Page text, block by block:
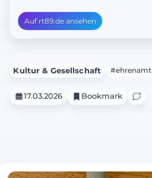
Auf rt89.de ansehen
Kultur & Gesellschaft #ehrenamt
17.03.2026 Bookmark